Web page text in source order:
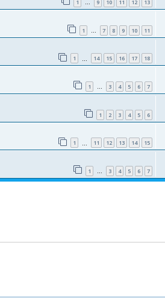
1 … 9 10 11 12 13
1 … 7 8 9 10 11
1 14 15 16 17 18
1 … 3 4 5 6 7
1 2 3 4 5 6
1 11 12 13 14 15
1 … 3 4 5 6 7